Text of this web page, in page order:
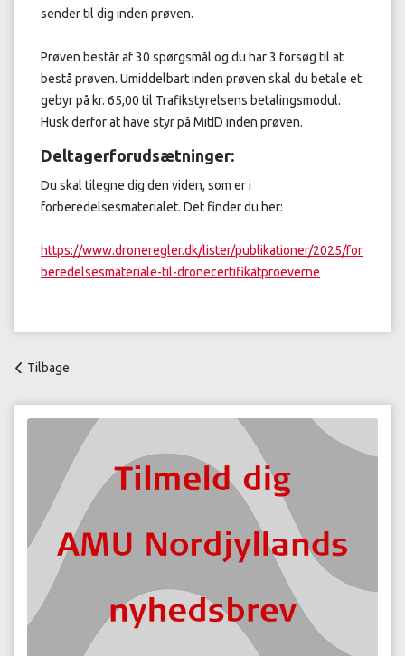
sender til dig inden prøven.
Prøven består af 30 spørgsmål og du har 3 forsøg til at
bestå prøven. Umiddelbart inden prøven skal du betale et
gebyr på kr. 65,00 til Trafikstyrelsens betalingsmodul.
Husk derfor at have styr på MitID inden prøven.
Deltagerforudsætninger:
Du skal tilegne dig den viden, som er i
forberedelsesmaterialet. Det finder du her:
https://www.droneregler.dk/lister/publikationer/2025/for
beredelsesmateriale-til-dronecertifikatproeverne
Tilbage